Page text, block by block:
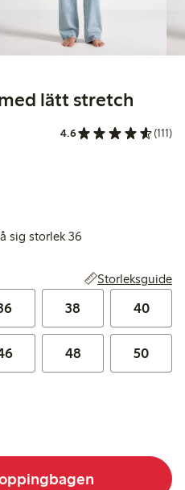
lätt stretch
4.6 (111)
sig storlek 36
Storleksguide
38 40
48 50